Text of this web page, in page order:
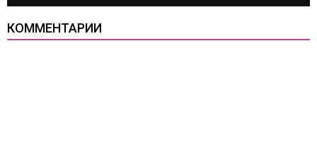
КОММЕНТАРИИ